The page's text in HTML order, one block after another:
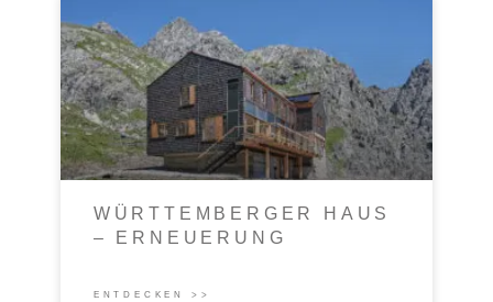
WÜRTTEMBERGER HAUS
– ERNEUERUNG
ENTDECKEN >>